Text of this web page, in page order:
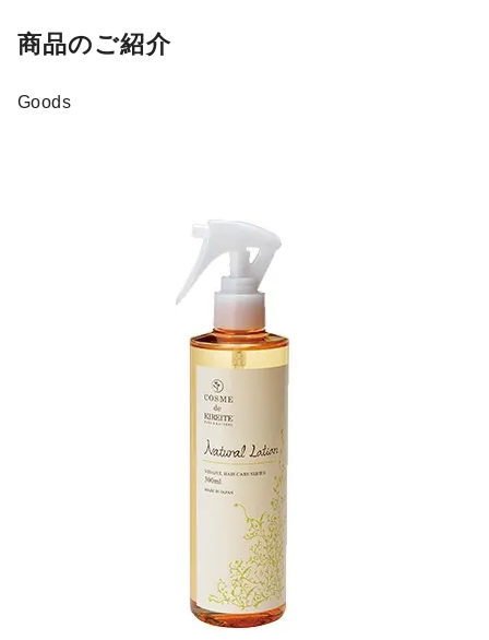
商品のご紹介
Goods